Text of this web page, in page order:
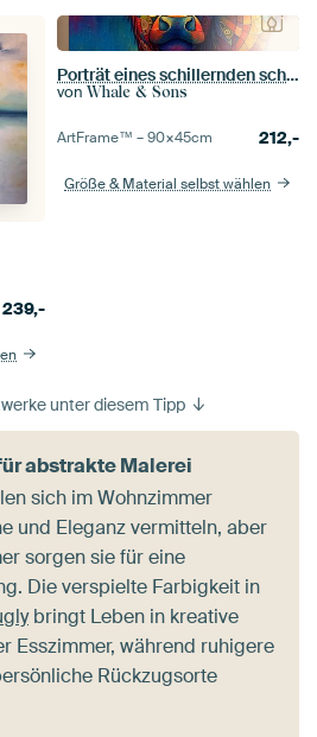
239,-
Porträt eines schillernden schottischen Highlanders
von Whale & Sons
ArtFrame™ –90×45cm 212,-
Größe & Material selbst wählen
unter diesem Tipp
abstrakte Malerei
sich im Wohnzimmer
und Eleganz vermitteln, aber
sorgen sie für eine
Die verspielte Farbigkeit in
bringt Leben in kreative
Esszimmer, während ruhigere
Rückzugsorte